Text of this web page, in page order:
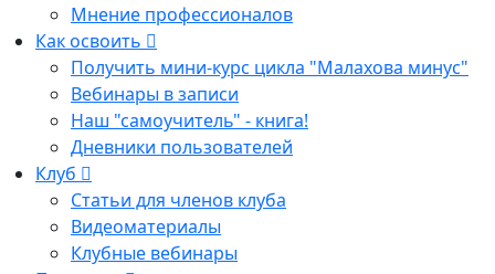
Мнение профессионалов
Как освоить
Получить мини-курс цикла "Малахова минус"
Вебинары в записи
Наш "самоучитель" - книга!
Дневники пользователей
Клуб
Статьи для членов клуба
Видеоматериалы
Клубные вебинары